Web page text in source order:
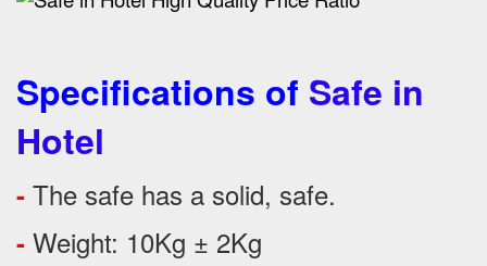
Specifications of Safe in
Hotel
- The safe has a solid, safe.
- Weight: 10Kg ± 2Kg